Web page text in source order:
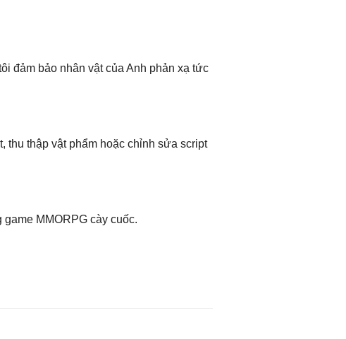
đảm bảo nhân vật của Anh phản xạ tức
thu thập vật phẩm hoặc chỉnh sửa script
MMORPG cày cuốc.